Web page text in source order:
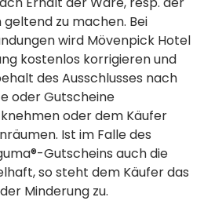
zu machen. Bei
wird Mövenpick Hotel
kostenlos korrigieren und
des Ausschlusses nach
oder Gutscheine
oder dem Käufer
Ist im Falle des
Gutscheins auch die
so steht dem Käufer das
Minderung zu.